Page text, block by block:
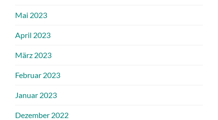
Mai 2023
April 2023
März 2023
Februar 2023
Januar 2023
Dezember 2022